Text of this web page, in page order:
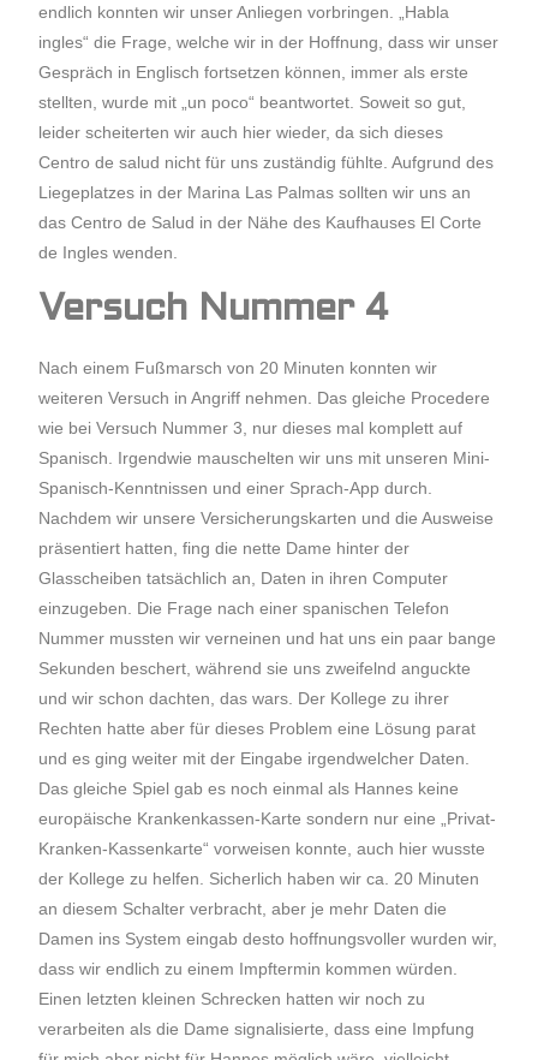
endlich konnten wir unser Anliegen vorbringen. „Habla
ingles“ die Frage, welche wir in der Hoffnung, dass wir unser
Gespräch in Englisch fortsetzen können, immer als erste
stellten, wurde mit „un poco“ beantwortet. Soweit so gut,
leider scheiterten wir auch hier wieder, da sich dieses
Centro de salud nicht für uns zuständig fühlte. Aufgrund des
Liegeplatzes in der Marina Las Palmas sollten wir uns an
das Centro de Salud in der Nähe des Kaufhauses El Corte
de Ingles wenden.
Versuch Nummer 4
Nach einem Fußmarsch von 20 Minuten konnten wir
weiteren Versuch in Angriff nehmen. Das gleiche Procedere
wie bei Versuch Nummer 3, nur dieses mal komplett auf
Spanisch. Irgendwie mauschelten wir uns mit unseren Mini-
Spanisch-Kenntnissen und einer Sprach-App durch.
Nachdem wir unsere Versicherungskarten und die Ausweise
präsentiert hatten, fing die nette Dame hinter der
Glasscheiben tatsächlich an, Daten in ihren Computer
einzugeben. Die Frage nach einer spanischen Telefon
Nummer mussten wir verneinen und hat uns ein paar bange
Sekunden beschert, während sie uns zweifelnd anguckte
und wir schon dachten, das wars. Der Kollege zu ihrer
Rechten hatte aber für dieses Problem eine Lösung parat
und es ging weiter mit der Eingabe irgendwelcher Daten.
Das gleiche Spiel gab es noch einmal als Hannes keine
europäische Krankenkassen-Karte sondern nur eine „Privat-
Kranken-Kassenkarte“ vorweisen konnte, auch hier wusste
der Kollege zu helfen. Sicherlich haben wir ca. 20 Minuten
an diesem Schalter verbracht, aber je mehr Daten die
Damen ins System eingab desto hoffnungsvoller wurden wir,
dass wir endlich zu einem Impftermin kommen würden.
Einen letzten kleinen Schrecken hatten wir noch zu
verarbeiten als die Dame signalisierte, dass eine Impfung